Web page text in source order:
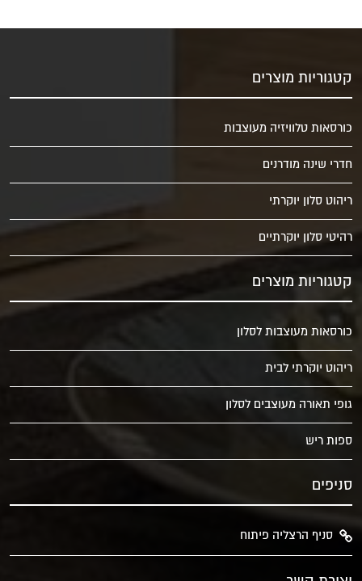
קטגוריות מוצרים
כורסאות טלוויזיה מעוצבות
חדרי שינה מודרנים
ריהוט סלון יוקרתי
רהיטי סלון יוקרתיים
קטגוריות מוצרים
כורסאות מעוצבות לסלון
ריהוט יוקרתי לבית
גופי תאורה מעוצבים לסלון
ספות ריש
סניפים
סניף הרצליה פיתוח